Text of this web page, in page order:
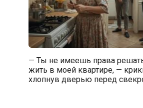
— Ты не имеешь права
жить в моей квартире, —
хлопнув дверью перед